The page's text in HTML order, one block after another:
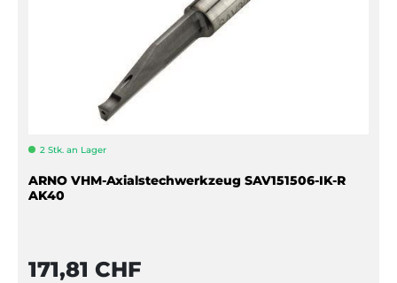
2 Stk. an Lager
ARNO VHM-Axialstechwerkzeug SAV151506-IK-R
AK40
171,81 CHF